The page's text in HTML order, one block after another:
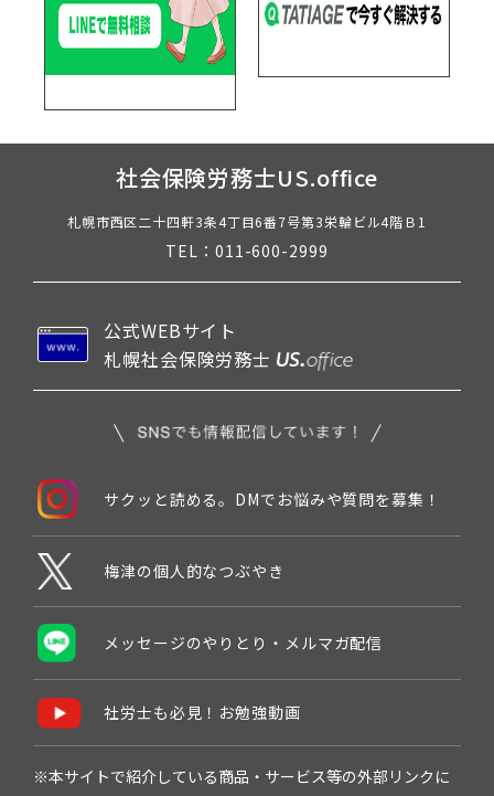
社会保険労務士US.office
札幌市西区二十四軒3条4丁目6番7号第3栄輪ビル4階Ｂ1
TEL：011-600-2999
公式WEBサイト
札幌社会保険労務士
サクッと読める。DMでお悩みや質問を募集！
梅津の個人的なつぶやき
メッセージのやりとり・メルマガ配信
社労士も必見！お勉強動画
※本サイトで紹介している商品・サービス等の外部リンクに